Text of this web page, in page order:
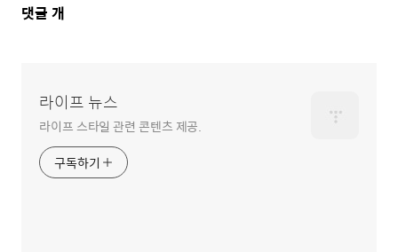
댓
댓글 개
라이프 뉴스
라이프 스타일 관련 콘텐츠 제공.
구독하기